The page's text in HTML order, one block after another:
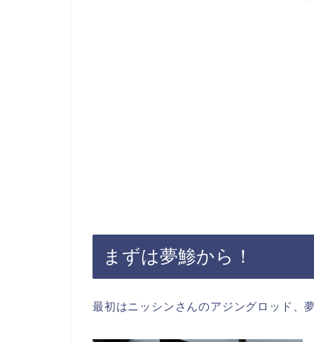
まずは夢鯵から！
最初はニッシンさんのアジングロッド、